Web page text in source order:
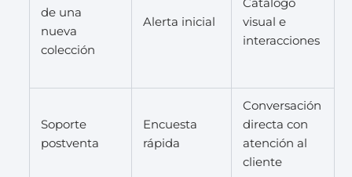
de una
nueva
colección
Alerta inicial
Catálogo
visual e
interacciones
Soporte
postventa
Encuesta
rápida
Conversación
directa con
atención al
cliente